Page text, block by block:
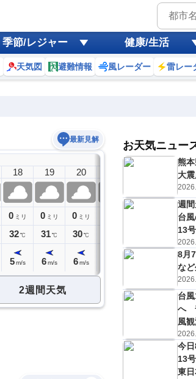
季節/レジャー 健康/生活
天気図 避難情報 風レーダー 雷レー
最新見解
18
0 ミリ
32℃
5 m/s
19
0 ミリ
31℃
6 m/s
20
0 ミリ
30℃
6 m/s
23
ミリ
29℃
m/s
2週間天気
お天気ニュー
熊
大
週
台
13
8月
な
台
へ
風
今
13
東